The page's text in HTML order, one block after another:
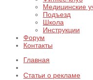
Медицинские
Подъезд
Школа
Инструкции
Форум
Контакты
Главная
Статьи о рекламе